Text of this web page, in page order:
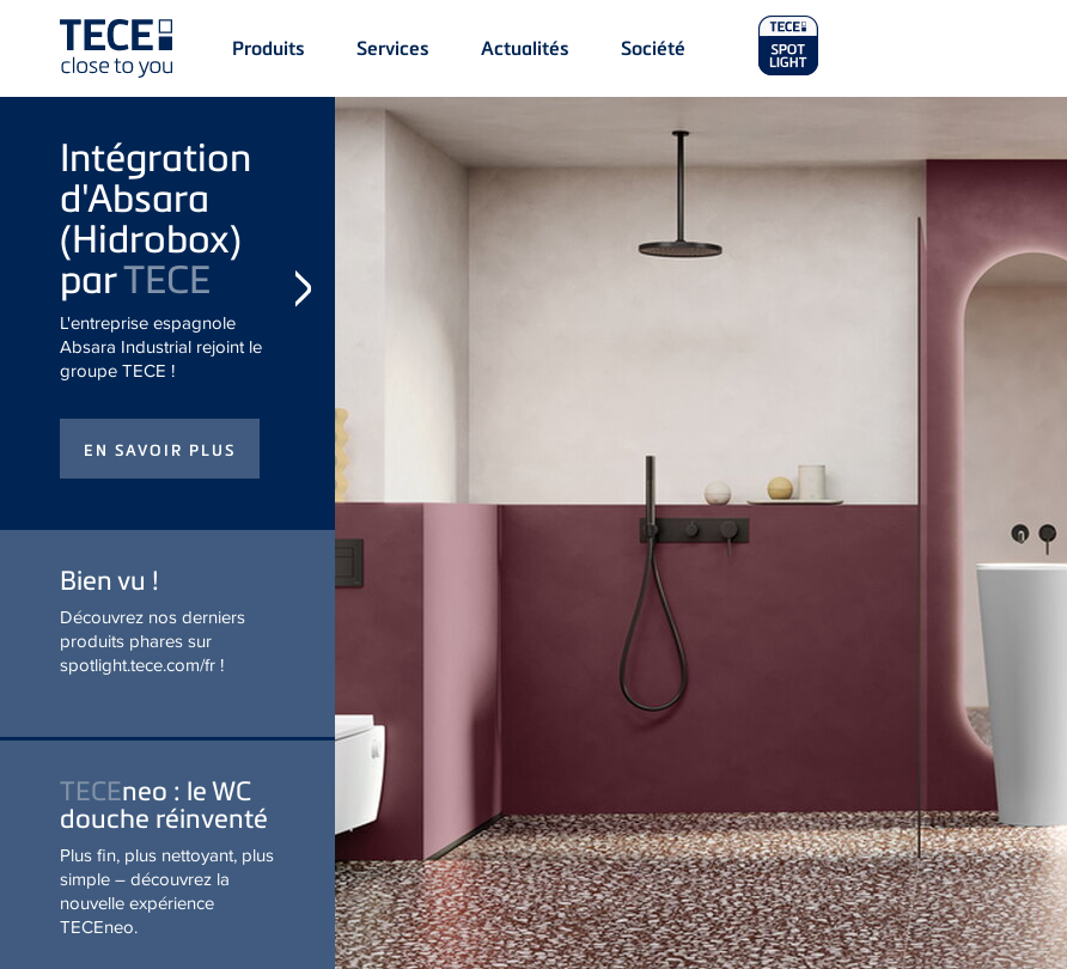
Main
Menü
1
Produits Services Actualités Main
Menu
2
Société
Intégration
d'Absara
(Hidrobox) par
TECE
L'entreprise espagnole
Absara Industrial rejoint le
groupe TECE !
Bien vu !
EN SAVOIR PLUS
TECEneo : le WC
douche réinventé
Plus fin, plus nettoyant, plus
nouvelle expérience
TECEneo.